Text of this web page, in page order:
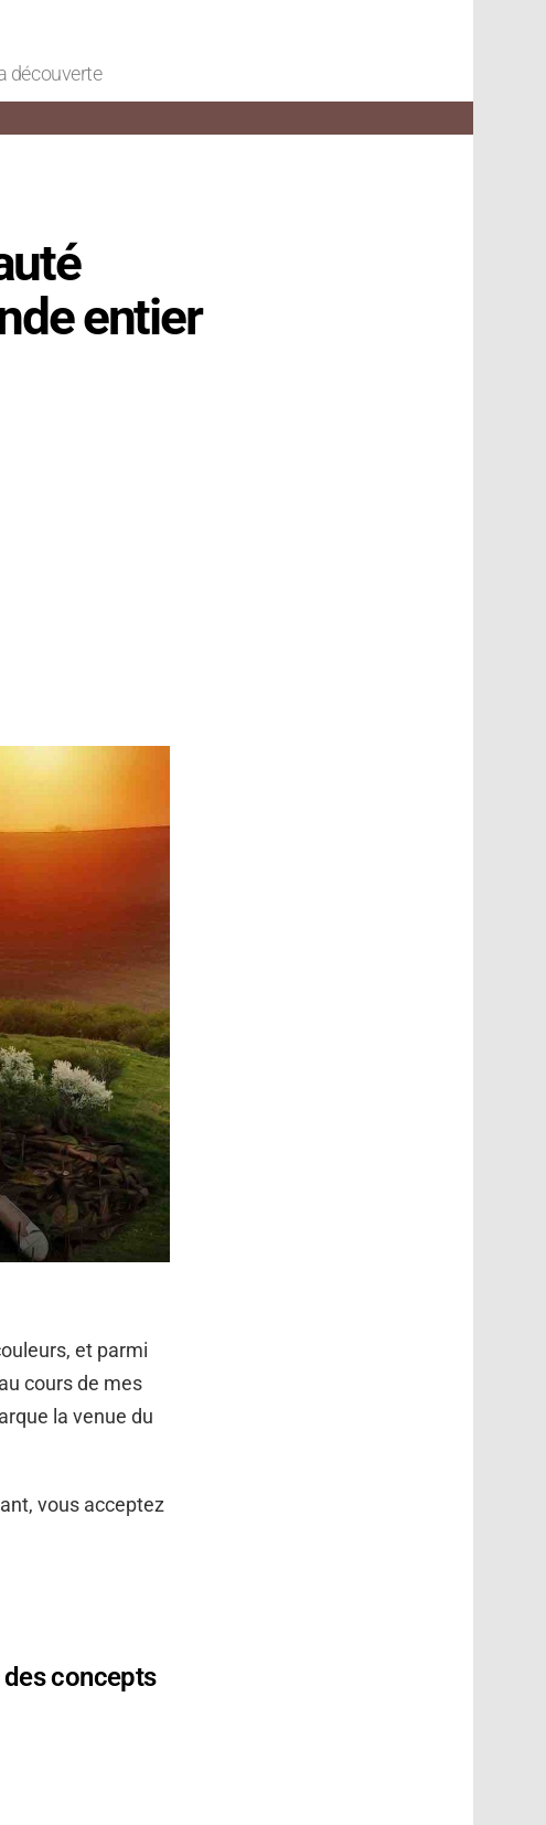
découverte
entier
et parmi
cours de mes
la venue du
vous acceptez
concepts